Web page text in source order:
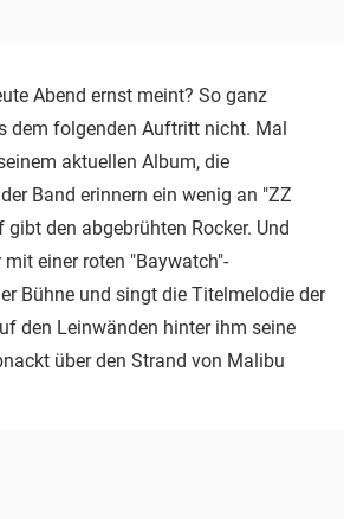
Abend ernst meint? So ganz
dem folgenden Auftritt nicht. Mal
aktuellen Album, die
Band erinnern ein wenig an "ZZ
den abgebrühten Rocker. Und
einer roten "Baywatch"-
Bühne und singt die Titelmelodie der
den Leinwänden hinter ihm seine
über den Strand von Malibu